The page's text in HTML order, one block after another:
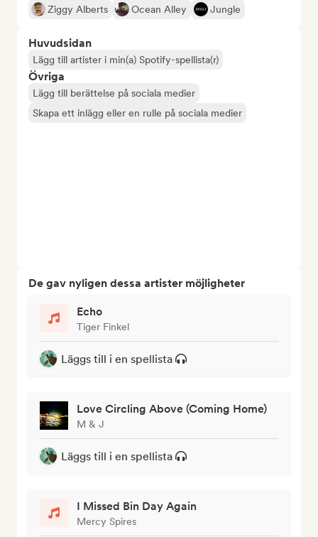
Ziggy Alberts Ocean Alley Jungle
Huvudsidan
Lägg till artister i min(a) Spotify-spellista(r)
Övriga
Lägg till berättelse på sociala medier
Skapa ett inlägg eller en rulle på sociala medier
De gav nyligen dessa artister möjligheter
Echo
Tiger Finkel
Läggs till i en spellista
Love Circling Above (Coming Home)
M & J
Läggs till i en spellista
I Missed Bin Day Again
Mercy Spires